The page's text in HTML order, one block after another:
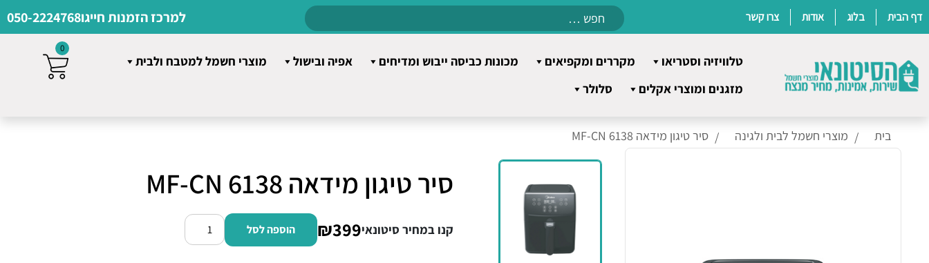
Skip
דף הבית בלוג אודות צרו קשר
Search
למרכז הזמנות חייגו050-2224768
טלוויזיה וסטריאו מקררים ומקפיאים מכונות כביסה ייבוש ומדיחים אפיה ובישול
מוצרי חשמל למטבח ולבית
מזגנים ומוצרי אקלים
סלולר
בית מוצרי חשמל לבית ולגינה סיר טיגון מידאה 6138 MF-CN
סיר טיגון מידאה 6138 MF-CN
קנו במחיר סיטונאי₪399 הוספה לסל
כמות
0